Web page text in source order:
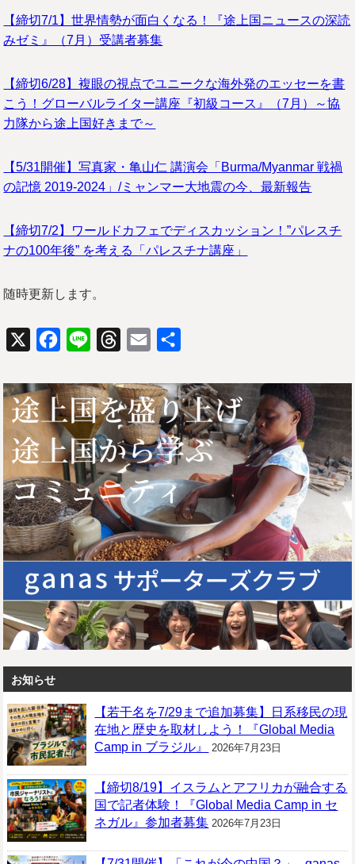
【締切7/1】世界情勢が面白くなる！『途上国ニュースの深読
みゼミ』（7月）受講者募集
【締切6/28】複眼の視点でユニークな海外発のエッセーを書
こう！グローバルライター講座『初級コース』（7月）～協
力隊から途上国好きまで～
【5/31開催】写真家・亀山仁 講演会「Burma/Myanmar 戦禍
の記憶 2019-2024」/ミャンマー大地震の今、最新報告
【締切7/2】ワールドカフェでディスカッション！”パレスチ
ナの100年後” を考える「パレスチナ講座」
随時更新します。
X Facebook
Line ThreadsEmail
お知らせ
【若干名を7/29まで追加募集】日系移民の現
在地と歴史を取材しよう！『Global Media
Camp in ブラジル』
2026年7月23日
【締切8/19】イスラムとアフリカが融合する
国で記者体験！『Global Media Camp in セ
ネガル』参加者募集 2026年7月23日